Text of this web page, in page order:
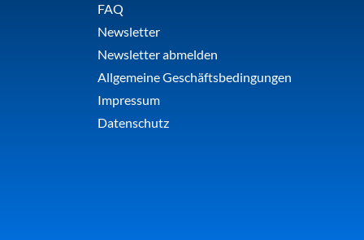
FAQ
Newsletter
Newsletter abmelden
Allgemeine Geschäftsbedingungen
Impressum
Datenschutz